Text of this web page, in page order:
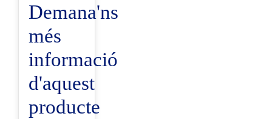
Demana'ns
més
informació
d'aquest
producte